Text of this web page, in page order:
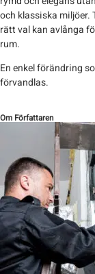
och klassiska
rätt val kan avlånga
rum.
En enkel förändring
förvandlas.
Om Författaren